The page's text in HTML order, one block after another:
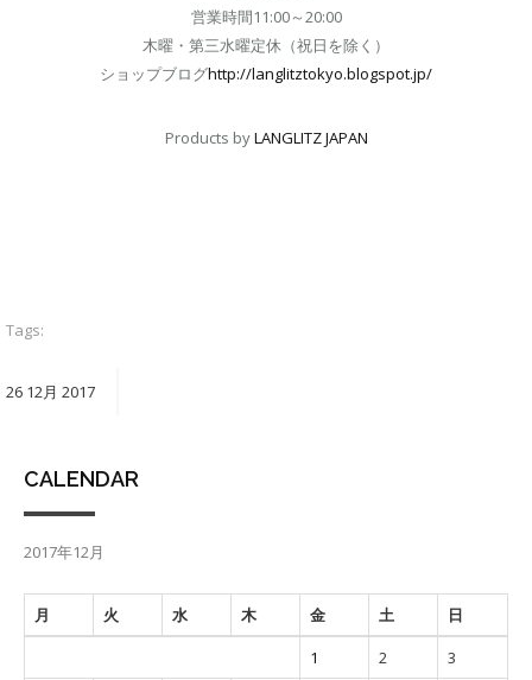
営業時間11:00～20:00
木曜・第三水曜定休（祝日を除く）
ショップブログhttp://langlitztokyo.blogspot.jp/
Products byLANGLITZ JAPAN
Tags:
26 12月 2017
CALENDAR
2017年12月
月 火 水 木 金 土 日
1 2
3